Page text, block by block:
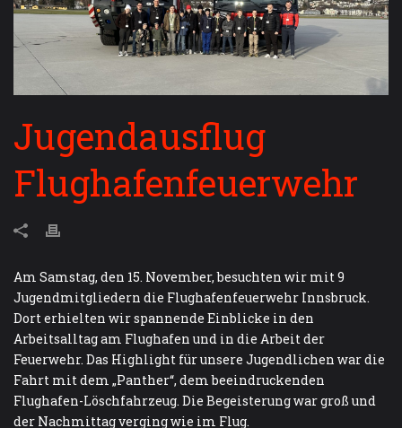
Jugendausflug
Flughafenfeuerwehr
Am Samstag, den 15. November, besuchten wir mit 9
Jugendmitgliedern die Flughafenfeuerwehr Innsbruck.
Dort erhielten wir spannende Einblicke in den
Arbeitsalltag am Flughafen und in die Arbeit der
Feuerwehr. Das Highlight für unsere Jugendlichen war die
Fahrt mit dem „Panther“, dem beeindruckenden
Flughafen-Löschfahrzeug. Die Begeisterung war groß und
der Nachmittag verging wie im Flug.